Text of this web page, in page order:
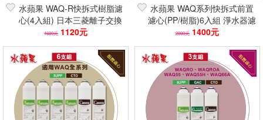
水蘋果 WAQ-R快拆式樹脂濾
心(4入組) 日本三菱離子交換
樹脂/軟水除石灰質 淨水器濾
芯 2倍濾效
1600元 1120元
水蘋果 WAQ系列快拆式前置
濾心(PP/樹脂)6入組 淨水器濾
芯 專利快拆/濾效強
2000元 1400元